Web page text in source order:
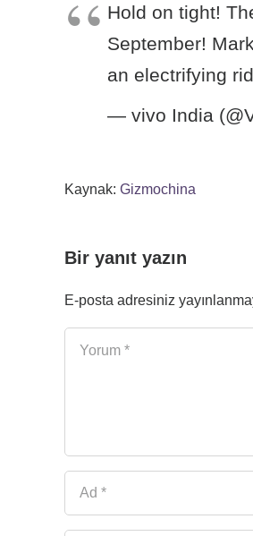
Hold on tight!
September!
an electrifying
— vivo India
Kaynak: Gizmochina
Bir yanıt yazın
E-posta adresiniz